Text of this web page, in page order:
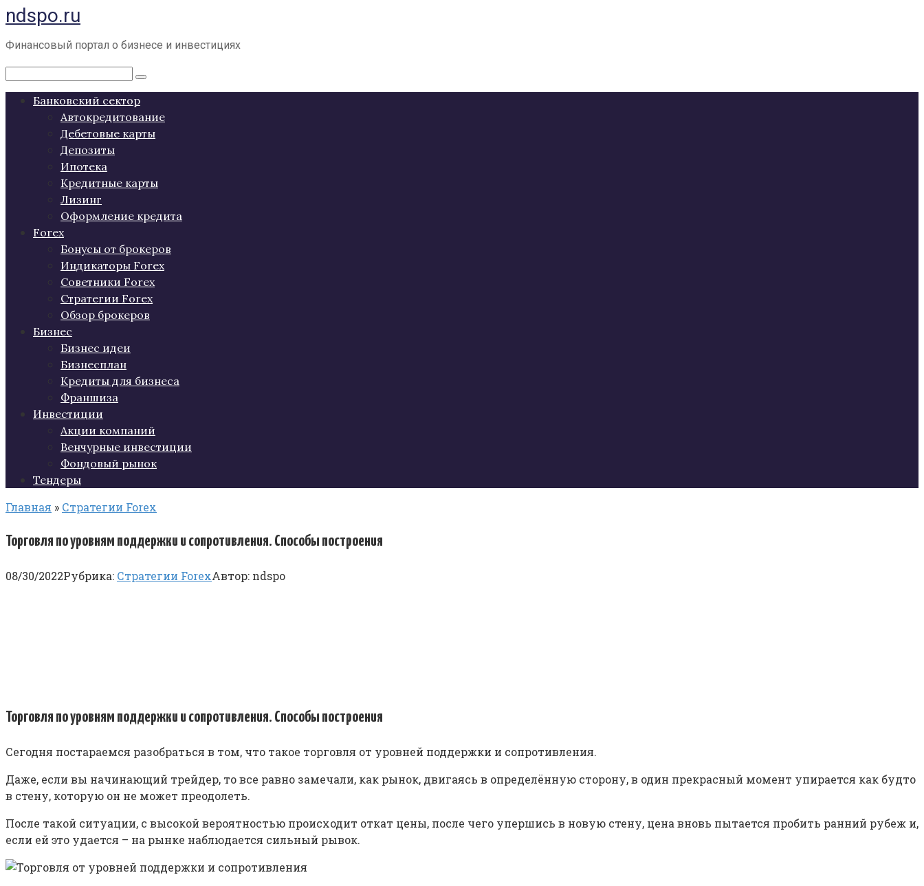
Перейти
к
контенту
ndspo.ru
Финансовый портал о бизнесе и инвестициях
Поиск:
Банковский сектор
Автокредитование
Дебетовые карты
Депозиты
Ипотека
Кредитные карты
Лизинг
Оформление кредита
Forex
Бонусы от брокеров
Индикаторы Forex
Советники Forex
Стратегии Forex
Обзор брокеров
Бизнес
Бизнес идеи
Бизнесплан
Кредиты для бизнеса
Франшиза
Инвестиции
Акции компаний
Венчурные инвестиции
Фондовый рынок
Тендеры
Главная » Стратегии Forex
Торговля по уровням поддержки и сопротивления. Способы построения
08/30/2022Рубрика: Стратегии ForexАвтор: ndspo
Торговля по уровням поддержки и сопротивления. Способы построения
Сегодня постараемся разобраться в том, что такое торговля от уровней поддержки и сопротивления.
Даже, если вы начинающий трейдер, то все равно замечали, как рынок, двигаясь в определённую сторону, в один прекрасный момент упирается как будто
в стену, которую он не может преодолеть.
После такой ситуации, с высокой вероятностью происходит откат цены, после чего упершись в новую стену, цена вновь пытается пробить ранний рубеж и,
если ей это удается – на рынке наблюдается сильный рывок.